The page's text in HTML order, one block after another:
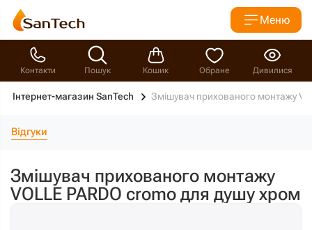
Меню
Контакти Пошук Кошик Обране Дивилися
Інтернет-магазин SanTech Змішувач прихованого монтажу
Відгуки
Змішувач прихованого монтажу
VOLLE PARDO cromo для душу хром